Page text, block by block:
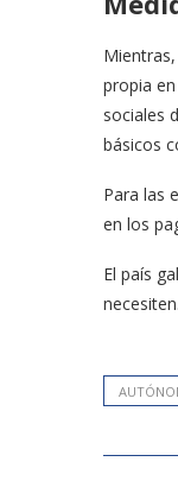
propia
sociales
básicos
Para las
en los
El país
necesiten.